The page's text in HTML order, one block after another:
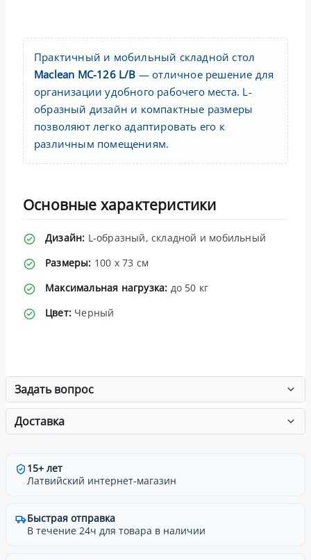
Практичный и мобильный складной стол
Maclean MC-126 L/B — отличное решение для
организации удобного рабочего места. L-
образный дизайн и компактные размеры
позволяют легко адаптировать его к
различным помещениям.
Основные характеристики
Дизайн: L-образный, складной и мобильный
Размеры: 100 x 73 см
Максимальная нагрузка: до 50 кг
Цвет: Черный
Задать вопрос
Доставка
15+ лет
Латвийский интернет-магазин
Быстрая отправка
В течение 24ч для товара в наличии